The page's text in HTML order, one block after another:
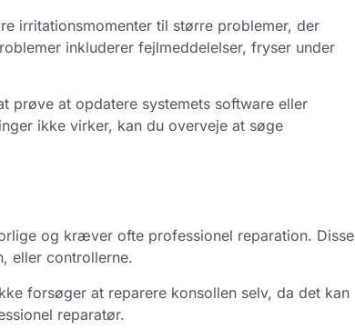
irritationsmomenter til større problemer, der
inkluderer fejlmeddelelser, fryser under
prøve at opdatere systemets software eller
ikke virker, kan du overveje at søge
og kræver ofte professionel reparation. Disse
eller controllerne.
forsøger at reparere konsollen selv, da det kan
reparatør.